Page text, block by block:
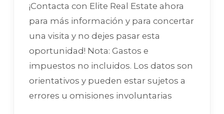
¡Contacta con Elite Real Estate ahora
para más información y para concertar
una visita y no dejes pasar esta
oportunidad! Nota: Gastos e
impuestos no incluidos. Los datos son
orientativos y pueden estar sujetos a
errores u omisiones involuntarias